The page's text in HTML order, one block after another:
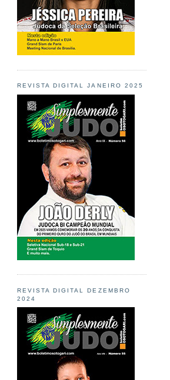
REVISTA DIGITAL JANEIRO 2025
REVISTA DIGITAL DEZEMBRO
2024